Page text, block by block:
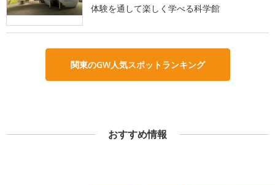
体験を通して楽しく学べる科学館
関東のGW人気スポットランキング
おすすめ情報